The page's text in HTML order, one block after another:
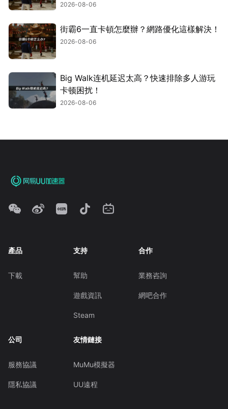
2026-08-06
街霸6一直卡頓怎麼辦？網路優化這樣解決！
2026-08-06
Big Walk连机延迟太高？快速排除多人游玩
卡顿困扰！
2026-08-06
產品
下載
支持
幫助
遊戲資訊
Steam
合作
業務咨詢
網吧合作
公司
服務協議
隱私協議
友情鏈接
MuMu模擬器
UU遠程